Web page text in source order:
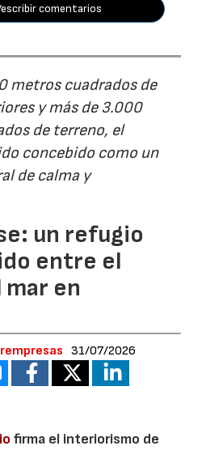
comentarios
metros cuadrados de
y más de 3.000
de terreno, el
concebido como un
de calma y
un refugio
entre el
en
31/07/2026
firma el interiorismo de